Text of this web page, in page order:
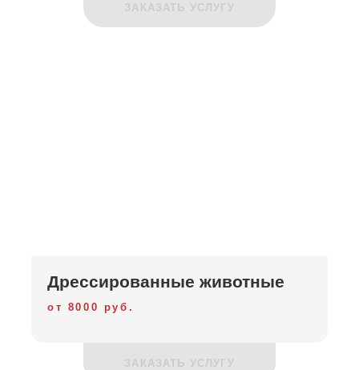
ЗАКАЗАТЬ УСЛУГУ
Дрессированные животные
от 8000 руб.
ЗАКАЗАТЬ УСЛУГУ